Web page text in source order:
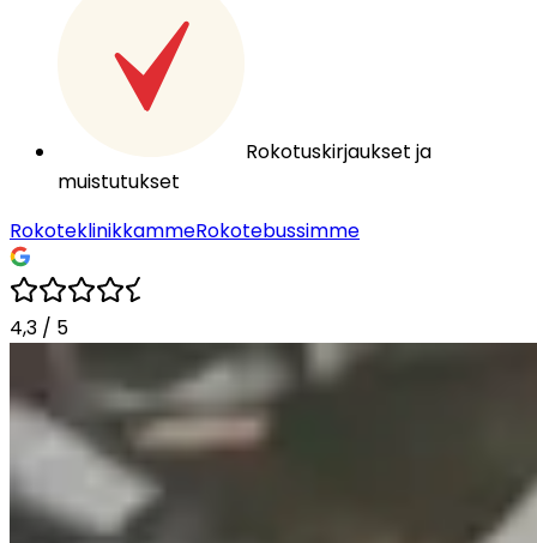
Rokotuskirjaukset ja
muistutukset
RokoteklinikkammeRokotebussimme
4,3 / 5